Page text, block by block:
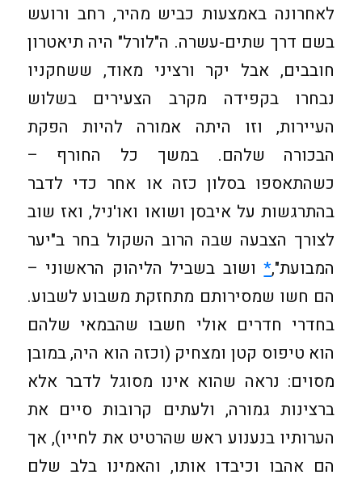
לאחרונה באמצעות כביש מהיר, רחב ורועש
בשם דרך שתים-עשרה. ה"לורל" היה תיאטרון
חובבים, אבל יקר ורציני מאוד, ששחקניו
נבחרו בקפידה מקרב הצעירים בשלוש
העיירות, וזו היתה אמורה להיות הפקת
הבכורה שלהם. במשך כל החורף –
כשהתאספו בסלון כזה או אחר כדי לדבר
בהתרגשות על איבסן ושואו ואו'ניל, ואז שוב
לצורך הצבעה שבה הרוב השקול בחר ב"יער
המבועת",*ושוב בשביל הליהוק הראשוני –
הם חשו שמסירותם מתחזקת משבוע לשבוע.
בחדרי חדרים אולי חשבו שהבמאי שלהם
הוא טיפוס קטן ומצחיק (וכזה הוא היה, במובן
מסוים: נראה שהוא אינו מסוגל לדבר אלא
ברצינות גמורה, ולעתים קרובות סיים את
הערותיו בנענוע ראש שהרטיט את לחייו), אך
הם אהבו וכיבדו אותו, והאמינו בלב שלם